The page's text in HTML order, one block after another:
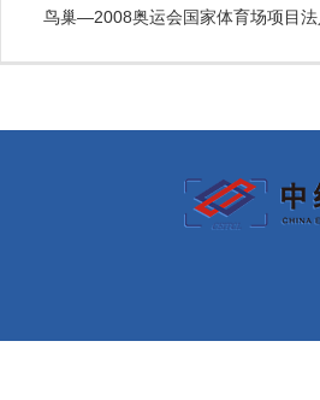
鸟巢—2008奥运会国家体育场项目法